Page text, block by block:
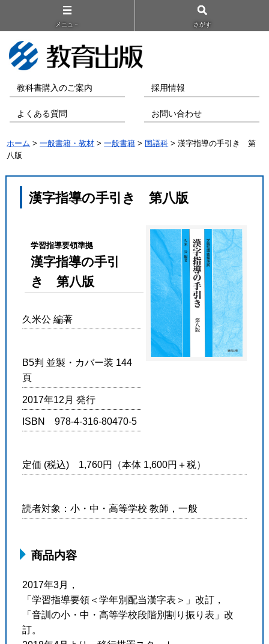
メニュ－ さがす
教科書購入のご案内 採用情報
よくある質問 お問い合わせ
ホーム >一般書籍・教材 >一般書籍 > 国語科 > 漢字指導の手引き 第
八版
漢字指導の手引き 第八版
学習指導要領準拠
漢字指導の手引
き 第八版
久米公 編著
B5判 並製・カバー装 144
頁
2017年12月 発行
ISBN 978-4-316-80470-5
定価 (税込) 1,760円（本体 1,600円＋税）
読者対象：小・中・高等学校 教師，一般
商品内容
2017年3月，
「学習指導要領＜学年別配当漢字表＞」改訂，
「音訓の小・中・高等学校段階別割り振り表」改
訂。